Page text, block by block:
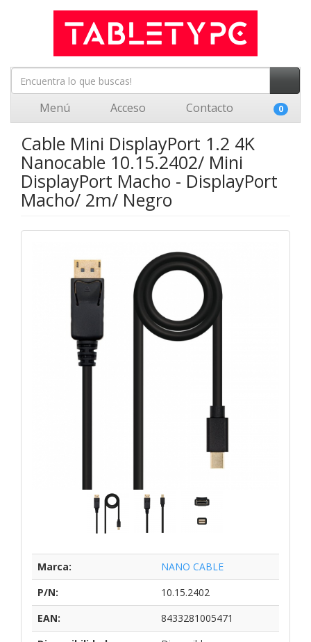
Menú Acceso Contacto 0
Cable Mini DisplayPort 1.2 4K
Nanocable 10.15.2402/ Mini
DisplayPort Macho - DisplayPort
Macho/ 2m/ Negro
Marca:
NANO CABLE
P/N:
10.15.2402
EAN:
8433281005471